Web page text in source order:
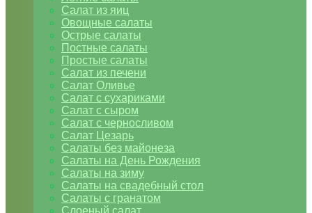
Салат из яиц
Овощные салаты
Острые салаты
Постные салаты
Простые салаты
Салат из печени
Салат Оливье
Салат с сухариками
Салат с сыром
Салат с черносливом
Салат Цезарь
Салаты без майонеза
Салаты на День Рождения
Салаты на зиму
Салаты на свадебный стол
Салаты с гранатом
Слоеный салат